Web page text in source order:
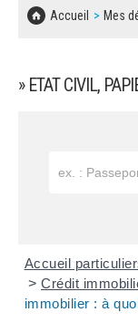
Accueil Mes
» ETAT CIVIL,
Accueil
> Crédit
immobilier : à
CONCERTATIONS
SOLIDARITÉ,
DECHETS
BESOIN D'UNE AIDE
LES
MARCHÉS
REGLEMENT
DECLARATION DE
DOSSIER DE
DEMANDE DE